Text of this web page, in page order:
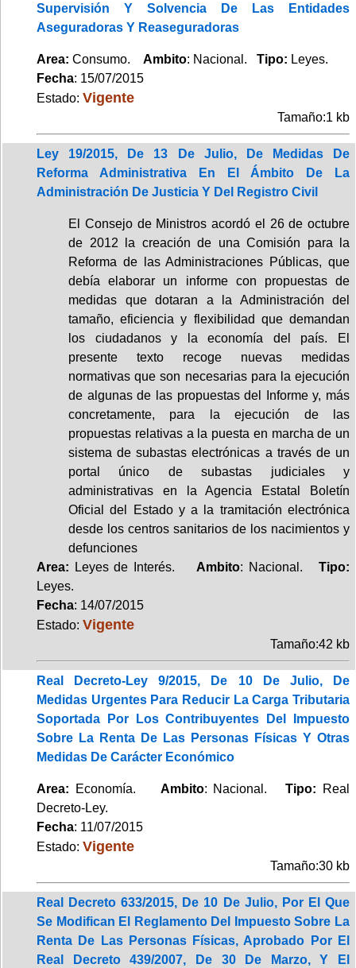
Supervisión Y Solvencia De Las Entidades
Aseguradoras Y Reaseguradoras
Area: Consumo. Ambito: Nacional. Tipo: Leyes.
Fecha: 15/07/2015
Estado: Vigente
Tamaño:1 kb
Ley 19/2015, De 13 De Julio, De Medidas De
Reforma Administrativa En El Ámbito De La
Administración De Justicia Y Del Registro Civil
El Consejo de Ministros acordó el 26 de octubre
de 2012 la creación de una Comisión para la
Reforma de las Administraciones Públicas, que
debía elaborar un informe con propuestas de
medidas que dotaran a la Administración del
tamaño, eficiencia y flexibilidad que demandan
los ciudadanos y la economía del país. El
presente texto recoge nuevas medidas
normativas que son necesarias para la ejecución
de algunas de las propuestas del Informe y, más
concretamente, para la ejecución de las
propuestas relativas a la puesta en marcha de un
sistema de subastas electrónicas a través de un
portal único de subastas judiciales y
administrativas en la Agencia Estatal Boletín
Oficial del Estado y a la tramitación electrónica
desde los centros sanitarios de los nacimientos y
defunciones
Area: Leyes de Interés. Ambito: Nacional.Tipo:
Leyes.
Fecha: 14/07/2015
Estado: Vigente
Tamaño:42 kb
Real Decreto-Ley 9/2015, De 10 De Julio, De
Medidas Urgentes Para Reducir La Carga Tributaria
Soportada Por Los Contribuyentes Del Impuesto
Sobre La Renta De Las Personas Físicas Y Otras
Medidas De Carácter Económico
Area: Economía. Ambito: Nacional.Tipo:
Real
Decreto-Ley.
Fecha: 11/07/2015
Estado: Vigente
Tamaño:30 kb
Real Decreto 633/2015, De 10 De Julio, Por El Que
Se Modifican El Reglamento Del Impuesto Sobre La
Renta De Las Personas Físicas, Aprobado Por El
Real Decreto 439/2007, De 30 De Marzo, Y El